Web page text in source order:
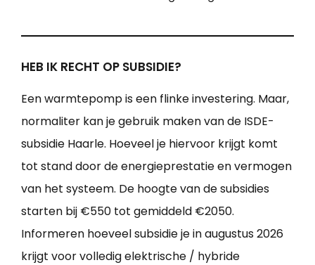
HEB IK RECHT OP SUBSIDIE?
Een warmtepomp is een flinke investering. Maar,
normaliter kan je gebruik maken van de ISDE-
subsidie Haarle. Hoeveel je hiervoor krijgt komt
tot stand door de energieprestatie en vermogen
van het systeem. De hoogte van de subsidies
starten bij €550 tot gemiddeld €2050.
Informeren hoeveel subsidie je in augustus 2026
krijgt voor volledig elektrische / hybride